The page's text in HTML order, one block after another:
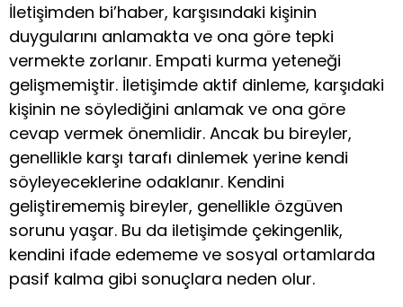
İletişimden bi’haber, karşısındaki kişinin
duygularını anlamakta ve ona göre tepki
vermekte zorlanır. Empati kurma yeteneği
gelişmemiştir. İletişimde aktif dinleme, karşıdaki
kişinin ne söylediğini anlamak ve ona göre
cevap vermek önemlidir. Ancak bu bireyler,
genellikle karşı tarafı dinlemek yerine kendi
söyleyeceklerine odaklanır. Kendini
geliştirememiş bireyler, genellikle özgüven
sorunu yaşar. Bu da iletişimde çekingenlik,
kendini ifade edememe ve sosyal ortamlarda
pasif kalma gibi sonuçlara neden olur.